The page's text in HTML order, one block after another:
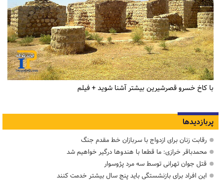
با کاخ خسرو قصرشیرین بیشتر آشنا شوید + فیلم
پربازدیدها
رقابت زنان برای ازدواج با سربازان خط مقدم جنگ
محمدباقر خرازی: ما قطعا با هندوها درگیر خواهیم شد
قتل جوان تهرانی توسط سه مرد پژوسوار
این افراد برای بازنشستگی باید پنج سال بیشتر خدمت کنند